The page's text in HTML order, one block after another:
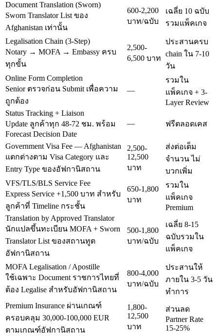
Document Translation (Sworn)
Sworn Translator List ของ
Afghanistan เท่านั้น
600-2,200
บาท/ฉบับ
เฉลี่ย 10 ฉบับ
รวมแพ็คเกจ
Legalisation Chain (3-Step)
Notary → MOFA → Embassy ครบ
ทุกขั้น
2,500-
6,500 บาท
ประสานครบ
chain ใน 7-10
วัน
Online Form Completion
Senior ตรวจก่อน Submit เพื่อความ
ถูกต้อง
—
รวมใน
แพ็คเกจ + 3-
Layer Review
Status Tracking + Liaison
Update ลูกค้าทุก 48-72 ชม. พร้อม
Forecast Decision Date
— ฟรีตลอดเคส
Government Visa Fee — Afghanistan
แตกต่างตาม Visa Category และ
Entry Type ของอัฟกานิสถาน
2,500-
12,500
บาท
ส่งต่อเต็ม
จำนวน ไม่
บวกเพิ่ม
VFS/TLS/BLS Service Fee
Express Service +1,500 บาท สำหรับ
ลูกค้าที่ Timeline กระชั้น
650-1,800
บาท
รวมใน
แพ็คเกจ
Premium
Translation by Approved Translator
นักแปลขึ้นทะเบียน MOFA + Sworn
Translator List ของสถานทูต
อัฟกานิสถาน
500-1,800
บาท/ฉบับ
เฉลี่ย 8-15
ฉบับรวมใน
แพ็คเกจ
MOFA Legalisation / Apostille
ใช้เฉพาะ Document ราชการไทยที่
ต้อง Legalise สำหรับอัฟกานิสถาน
800-4,000
บาท/ฉบับ
ประสานให้
ภายใน 3-5 วัน
ทำการ
Premium Insurance ผ่านเกณฑ์
ครอบคลุม 30,000-100,000 EUR
ตามเกณฑ์อัฟกานิสถาน
1,800-
12,500
บาท
ส่วนลด
Partner Rate
15-25%